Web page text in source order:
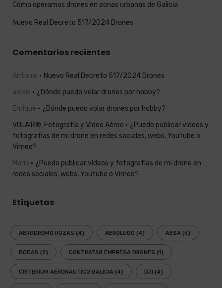
Cómo operamos drones en zonas urbanas de Galicia
Nuevo Real Decreto 517/2024 Drones
Comentarios recientes
Antonio
Nuevo Real Decreto 517/2024 Drones
alexis
¿Dónde puedo volar drones por hobby?
Enrique
¿Dónde puedo volar drones por hobby?
VOLAIR®, Fotografía y Vídeo Aéreo
¿Puedo publicar vídeos y
fotografías de mi drone en redes sociales, webs, Youtube o
Vimeo?
Mario
¿Puedo publicar vídeos y fotografías de mi drone en
redes sociales, webs, Youtube o Vimeo?
Etiquetas
AERODROMO ROZAS (4) AEROLUGO (4) AESA (5)
BODAS (2) CONTRATAR EMPRESA DRONES (1)
CRITERIUM AERONAUTICO GALICIA (4) DJI (4)